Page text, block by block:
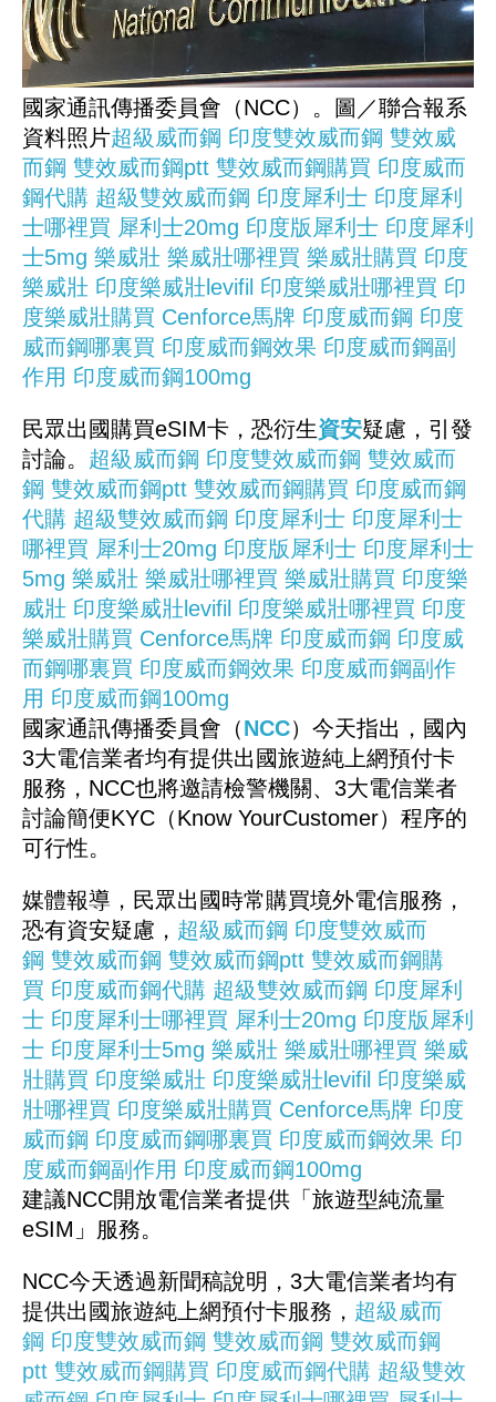
國家通訊傳播委員會（NCC）。圖／聯合報系
資料照片超級威而鋼 印度雙效威而鋼 雙效威
而鋼 雙效威而鋼ptt 雙效威而鋼購買 印度威而
鋼代購 超級雙效威而鋼 印度犀利士 印度犀利
士哪裡買 犀利士20mg 印度版犀利士 印度犀利
士5mg 樂威壯 樂威壯哪裡買 樂威壯購買 印度
樂威壯 印度樂威壯levifil 印度樂威壯哪裡買 印
度樂威壯購買 Cenforce馬牌 印度威而鋼 印度
威而鋼哪裏買 印度威而鋼效果 印度威而鋼副
作用 印度威而鋼100mg
民眾出國購買eSIM卡，恐衍生資安疑慮，引發
討論。 超級威而鋼 印度雙效威而鋼 雙效威而
鋼 雙效威而鋼ptt 雙效威而鋼購買 印度威而鋼
代購 超級雙效威而鋼 印度犀利士 印度犀利士
哪裡買 犀利士20mg 印度版犀利士 印度犀利士
5mg 樂威壯 樂威壯哪裡買 樂威壯購買 印度樂
威壯 印度樂威壯levifil 印度樂威壯哪裡買 印度
樂威壯購買 Cenforce馬牌 印度威而鋼 印度威
而鋼哪裏買 印度威而鋼效果 印度威而鋼副作
用 印度威而鋼100mg
國家通訊傳播委員會（NCC）今天指出，國內
3大電信業者均有提供出國旅遊純上網預付卡
服務，NCC也將邀請檢警機關、3大電信業者
討論簡便KYC（Know YourCustomer）程序的
可行性。
媒體報導，民眾出國時常購買境外電信服務，
恐有資安疑慮， 超級威而鋼 印度雙效威而
鋼 雙效威而鋼 雙效威而鋼ptt 雙效威而鋼購
買 印度威而鋼代購 超級雙效威而鋼 印度犀利
士 印度犀利士哪裡買 犀利士20mg 印度版犀利
士 印度犀利士5mg 樂威壯 樂威壯哪裡買 樂威
壯購買 印度樂威壯 印度樂威壯levifil 印度樂威
壯哪裡買 印度樂威壯購買 Cenforce馬牌 印度
威而鋼 印度威而鋼哪裏買 印度威而鋼效果 印
度威而鋼副作用 印度威而鋼100mg
建議NCC開放電信業者提供「旅遊型純流量
eSIM」服務。
NCC今天透過新聞稿說明，3大電信業者均有
提供出國旅遊純上網預付卡服務， 超級威而
鋼 印度雙效威而鋼 雙效威而鋼 雙效威而鋼
ptt 雙效威而鋼購買 印度威而鋼代購 超級雙效